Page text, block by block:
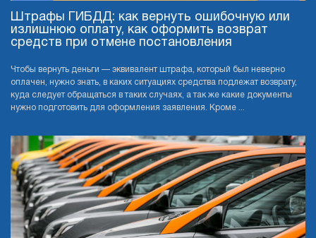
Штрафы ГИБДД: как вернуть ошибочную или
излишнюю оплату, как оформить возврат
средств при отмене постановления
Чтобы вернуть деньги — эквивалент штрафа, который был неверно
оплачен, нужно знать, в каких ситуациях средства подлежат возврату,
куда следует обращаться в таких случаях, а так же какие документы
нужно подготовить для оформления заявления. Кроме ...